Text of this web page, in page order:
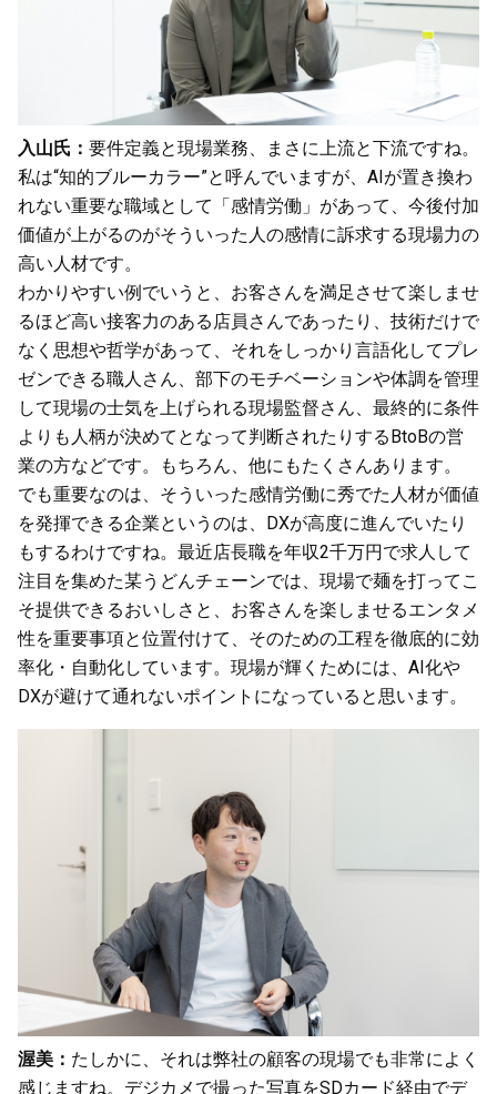
入山氏： 要件定義と現場業務、まさに上流と下流ですね。
私は“知的ブルーカラー”と呼んでいますが、AIが置き換わ
れない重要な職域として「感情労働」があって、今後付加
価値が上がるのがそういった人の感情に訴求する現場力の
高い人材です。
わかりやすい例でいうと、お客さんを満足させて楽しませ
るほど高い接客力のある店員さんであったり、技術だけで
なく思想や哲学があって、それをしっかり言語化してプレ
ゼンできる職人さん、部下のモチベーションや体調を管理
して現場の士気を上げられる現場監督さん、最終的に条件
よりも人柄が決めてとなって判断されたりするBtoBの営
業の方などです。もちろん、他にもたくさんあります。
でも重要なのは、そういった感情労働に秀でた人材が価値
を発揮できる企業というのは、DXが高度に進んでいたり
もするわけですね。最近店長職を年収2千万円で求人して
注目を集めた某うどんチェーンでは、現場で麺を打ってこ
そ提供できるおいしさと、お客さんを楽しませるエンタメ
性を重要事項と位置付けて、そのための工程を徹底的に効
率化・自動化しています。現場が輝くためには、AI化や
DXが避けて通れないポイントになっていると思います。
渥美： たしかに、それは弊社の顧客の現場でも非常によく
感じますね。デジカメで撮った写真をSDカード経由でデ